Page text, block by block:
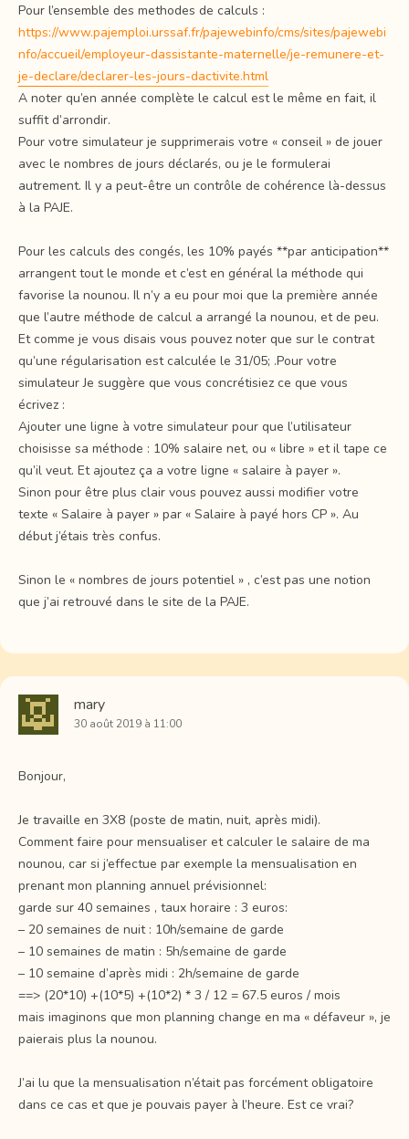
Pour l’ensemble des methodes de calculs :
https://www.pajemploi.urssaf.fr/pajewebinfo/cms/sites/pajewebi
nfo/accueil/employeur-dassistante-maternelle/je-remunere-et-
je-declare/declarer-les-jours-dactivite.html
A noter qu’en année complète le calcul est le même en fait, il
suffit d’arrondir.
Pour votre simulateur je supprimerais votre « conseil » de jouer
avec le nombres de jours déclarés, ou je le formulerai
autrement. Il y a peut-être un contrôle de cohérence là-dessus
à la PAJE.
Pour les calculs des congés, les 10% payés **par anticipation**
arrangent tout le monde et c’est en général la méthode qui
favorise la nounou. Il n’y a eu pour moi que la première année
que l’autre méthode de calcul a arrangé la nounou, et de peu.
Et comme je vous disais vous pouvez noter que sur le contrat
qu’une régularisation est calculée le 31/05; .Pour votre
simulateur Je suggère que vous concrétisiez ce que vous
écrivez :
Ajouter une ligne à votre simulateur pour que l’utilisateur
choisisse sa méthode : 10% salaire net, ou « libre » et il tape ce
qu’il veut. Et ajoutez ça a votre ligne « salaire à payer ».
Sinon pour être plus clair vous pouvez aussi modifier votre
texte « Salaire à payer » par « Salaire à payé hors CP ». Au
début j’étais très confus.
Sinon le « nombres de jours potentiel » , c’est pas une notion
que j’ai retrouvé dans le site de la PAJE.
mary
30 août 2019 à 11:00
Bonjour,
Je travaille en 3X8 (poste de matin, nuit, après midi).
Comment faire pour mensualiser et calculer le salaire de ma
nounou, car si j’effectue par exemple la mensualisation en
prenant mon planning annuel prévisionnel:
garde sur 40 semaines , taux horaire : 3 euros:
– 20 semaines de nuit : 10h/semaine de garde
– 10 semaines de matin : 5h/semaine de garde
– 10 semaine d’après midi : 2h/semaine de garde
==> (20*10) +(10*5) +(10*2) * 3 / 12 = 67.5 euros / mois
mais imaginons que mon planning change en ma « défaveur », je
paierais plus la nounou.
J’ai lu que la mensualisation n’était pas forcément obligatoire
dans ce cas et que je pouvais payer à l’heure. Est ce vrai?